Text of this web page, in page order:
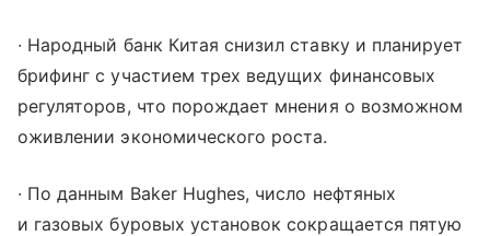
∙ Народный банк Китая снизил ставку и планирует
брифинг с участием трех ведущих финансовых
регуляторов, что порождает мнения о возможном
оживлении экономического роста.
∙ По данным Baker Hughes, число нефтяных
и газовых буровых установок сокращается пятую